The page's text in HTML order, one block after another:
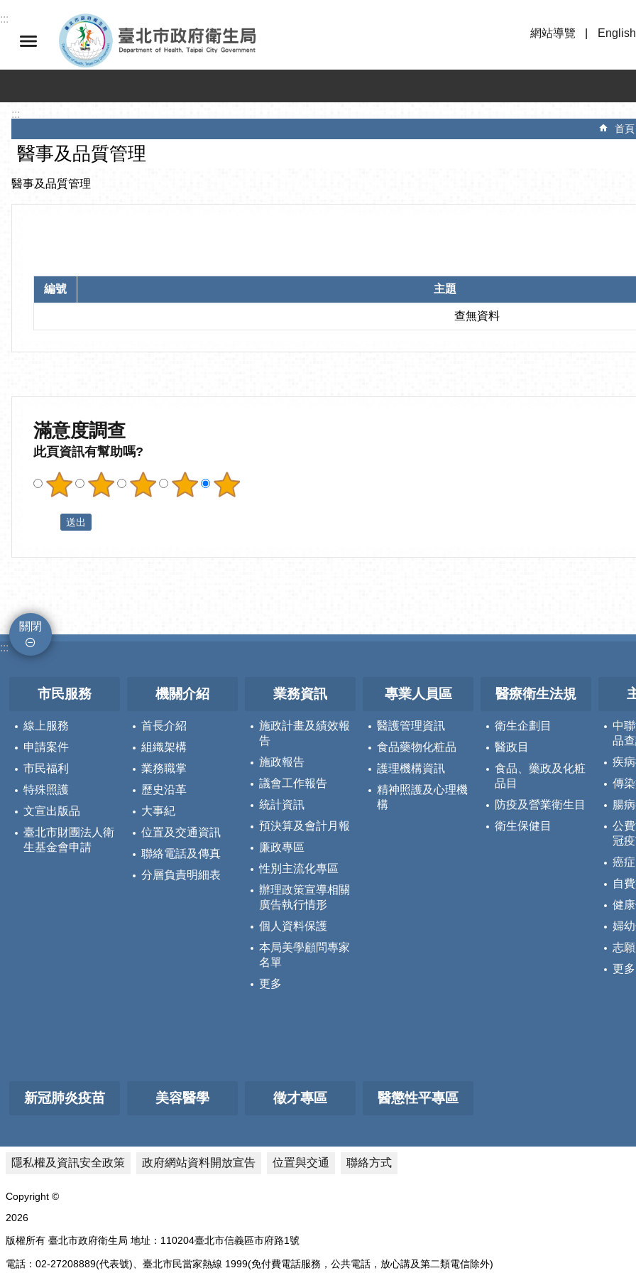
跳到主要內容區塊
:::
網站導覽
English
:::
首頁
醫事及品質管理
醫事及品質管理
編號 主題
查無資料
滿意度調查
此頁資訊有幫助嗎?
關閉
:::
市民服務
線上服務
申請案件
市民福利
特殊照護
文宣出版品
臺北市財團法人衛
生基金會申請
機關介紹
首長介紹
組織架構
業務職掌
歷史沿革
大事紀
位置及交通資訊
聯絡電話及傳真
分層負責明細表
業務資訊
施政計畫及績效報
告
施政報告
議會工作報告
統計資訊
預決算及會計月報
廉政專區
性別主流化專區
辦理政策宣導相關
廣告執行情形
個人資料保護
本局美學顧問專家
名單
更多
專業人員區
醫護管理資訊
食品藥物化粧品
護理機構資訊
精神照護及心理機
構
醫療衛生法規
衛生企劃目
醫政目
食品、藥政及化粧
品目
防疫及營業衛生目
衛生保健目
中
品
疾
傳
腸
公
冠
癌
自
健
婦
志
更多
新冠肺炎疫苗 美容醫學 徵才專區 醫懲性平專區
隱私權及資訊安全政策 政府網站資料開放宣告 位置與交通 聯絡方式
Copyright ©
2026
版權所有 臺北市政府衛生局 地址：110204臺北市信義區市府路1號
電話：02-27208889(代表號)、臺北市民當家熱線 1999(免付費電話服務，公共電話，放心講及第二類電信除外)